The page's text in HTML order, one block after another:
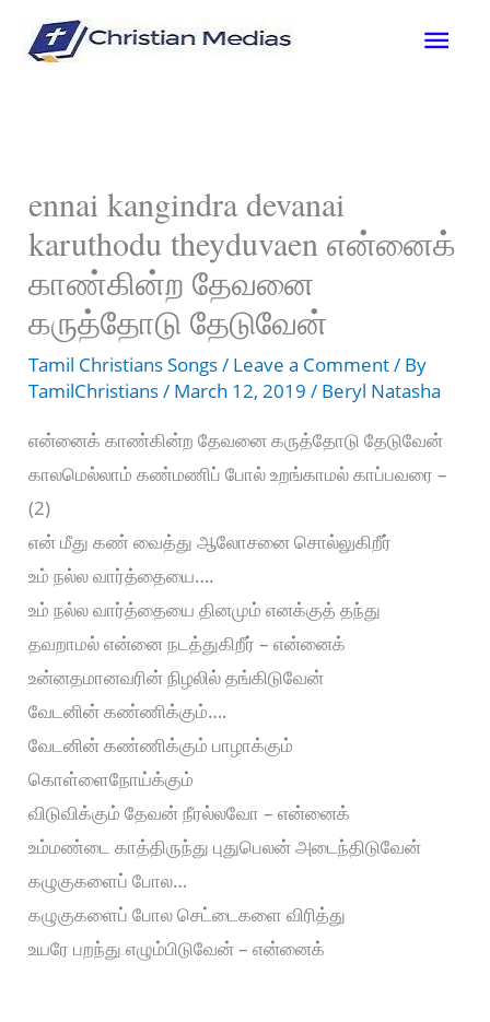
ennai kangindra devanai
karuthodu theyduvaen என்னைக்
காண்கின்ற தேவனை
கருத்தோடு தேடுவேன்
Tamil Christians Songs/ Leave a Comment/ By
TamilChristians/ March 12, 2019/ Beryl Natasha
என்னைக் காண்கின்ற தேவனை கருத்தோடு தேடுவேன்
காலமெல்லாம் கண்மணிப் போல் உறங்காமல் காப்பவரை –
(2)
என் மீது கண் வைத்து ஆலோசனை சொல்லுகிறீர்
உம் நல்ல வார்த்தையை….
உம் நல்ல வார்த்தையை தினமும் எனக்குத் தந்து
தவறாமல் என்னை நடத்துகிறீர் – என்னைக்
உன்னதமானவரின் நிழலில் தங்கிடுவேன்
வேடனின் கண்ணிக்கும்….
வேடனின் கண்ணிக்கும் பாழாக்கும்
கொள்ளைநோய்க்கும்
விடுவிக்கும் தேவன் நீரல்லவோ – என்னைக்
உம்மண்டை காத்திருந்து புதுபெலன் அடைந்திடுவேன்
கழுகுகளைப் போல…
கழுகுகளைப் போல செட்டைகளை விரித்து
உயரே பறந்து எழும்பிடுவேன் – என்னைக்